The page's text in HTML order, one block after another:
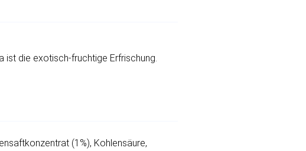
ist die exotisch-fruchtige Erfrischung.
(1%), Kohlensäure,